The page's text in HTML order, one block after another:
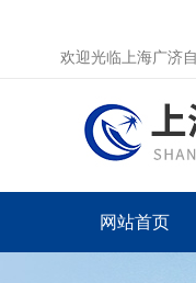
欢迎光临上海广济
网站首页